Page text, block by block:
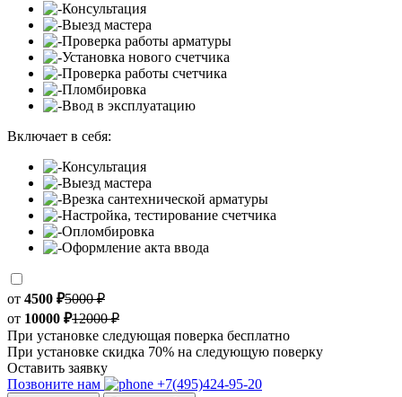
Консультация
Выезд мастера
Проверка работы арматуры
Установка нового счетчика
Проверка работы счетчика
Пломбировка
Ввод в эксплуатацию
Включает в себя:
Консультация
Выезд мастера
Врезка сантехнической арматуры
Настройка, тестирование счетчика
Опломбировка
Оформление акта ввода
от 4500 ₽5000 ₽
от 10000 ₽12000 ₽
При установке следующая поверка бесплатно
При установке скидка 70% на следующую поверку
Оставить заявку
Позвоните нам
+7(495)424-95-20